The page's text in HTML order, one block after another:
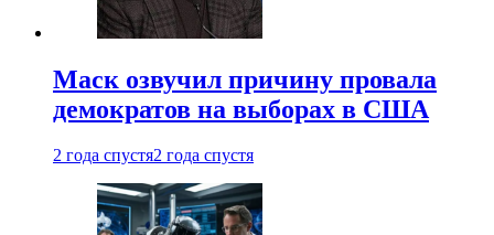
Маск озвучил причину провала
демократов на выборах в США
2 года спустя2 года спустя